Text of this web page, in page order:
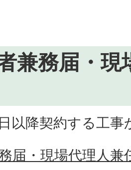
兼務届・現
以降契約する工事
届・現場代理人兼